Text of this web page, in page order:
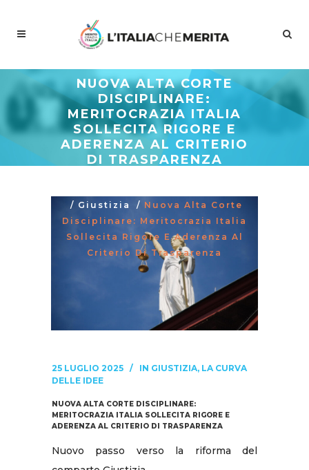
NUOVA ALTA CORTE
DISCIPLINARE:
MERITOCRAZIA ITALIA
SOLLECITA RIGORE E
ADERENZA AL CRITERIO
DI TRASPARENZA
/ Giustizia / Nuova Alta Corte
Disciplinare: Meritocrazia Italia
Sollecita Rigore E Aderenza Al
Criterio Di Trasparenza
25 LUGLIO 2025 IN GIUSTIZIA, LA CURVA
DELLE IDEE
NUOVA ALTA CORTE DISCIPLINARE:
MERITOCRAZIA ITALIA SOLLECITA RIGORE E
ADERENZA AL CRITERIO DI TRASPARENZA
Nuovo passo verso la riforma del